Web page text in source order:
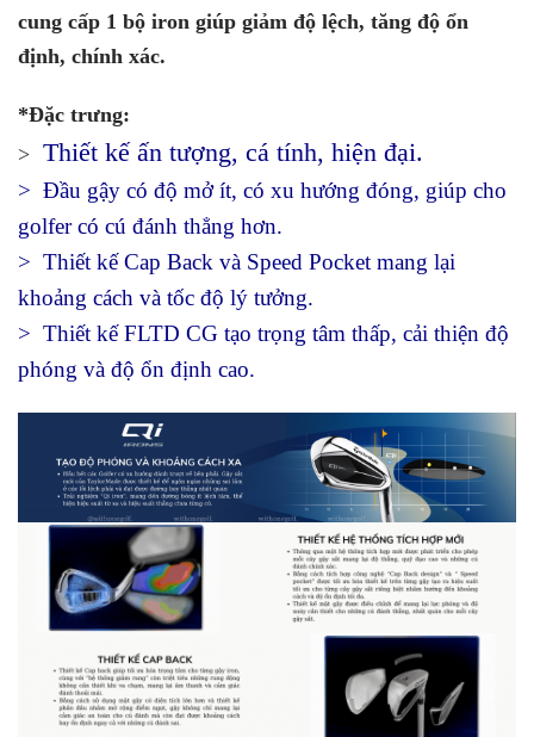
cung cấp 1 bộ iron giúp giảm độ lệch, tăng độ ổn
định, chính xác.
*Đặc trưng:
> Thiết kế ấn tượng, cá tính, hiện đại.
> Đầu gậy có độ mở ít, có xu hướng đóng, giúp cho
golfer có cú đánh thẳng hơn.
> Thiết kế Cap Back và Speed Pocket mang lại
khoảng cách và tốc độ lý tưởng.
> Thiết kế FLTD CG tạo trọng tâm thấp, cải thiện độ
phóng và độ ổn định cao.